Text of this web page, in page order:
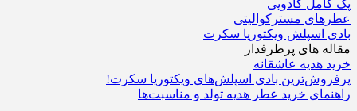
پک کامل کادویی
عطرهای مسترکوالیتی
بادی اسپلش ویکتوریا سکرت
مقاله های پرطرفدار
خرید هدیه عاشقانه
پرفروش‌ترین بادی اسپلش‌های ویکتوریا سکرت!
راهنمای خرید عطر هدیه تولد و مناسبت‌ها